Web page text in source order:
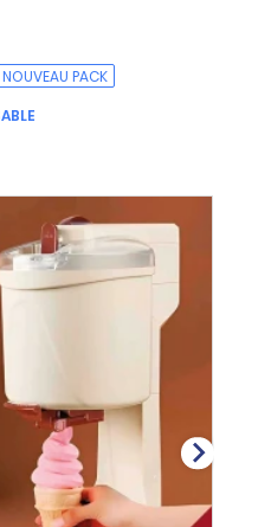
NOUVEAU PACK